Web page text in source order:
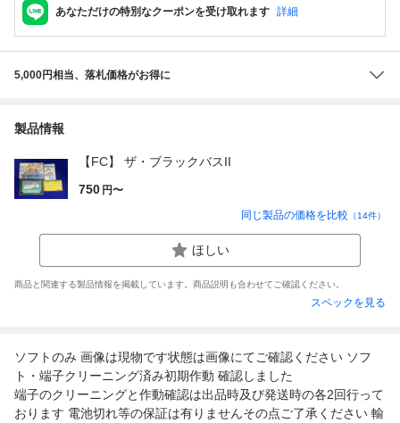
あなただけの特別なクーポンを受け取れます 詳細
5,000円相当、落札価格がお得に
製品情報
【FC】 ザ・ブラックバスII
750 円〜
同じ製品の価格を比較 （14件）
ほしい
商品と関連する製品情報を掲載しています。商品説明も合わせてご確認ください。
スペックを見る
ソフトのみ 画像は現物です状態は画像にてご確認ください ソフ
ト・端子クリーニング済み初期作動 確認しました
端子のクリーニングと作動確認は出品時及び発送時の各2回行って
おります 電池切れ等の保証は有りませんその点ご了承ください 輸